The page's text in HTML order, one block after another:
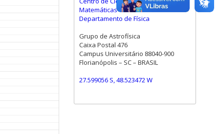
Matemáticas
Departamento de Física
Grupo de Astrofísica
Caixa Postal 476
Campus Universitário 88040-900
Florianópolis – SC – BRASIL
27.599056 S, 48.523472 W